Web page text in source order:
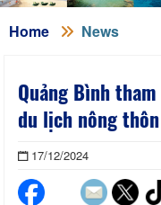
Home News
Quảng Bình
du lịch nông thôn
17/12/2024